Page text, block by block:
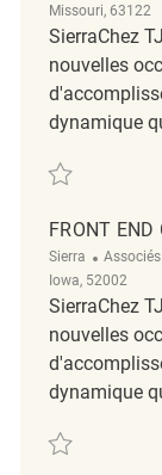
Missouri, 63122
SierraChez
nouvelles
dynamique
Sauvegarder
FRONT END
Sierra Catégorie
Iowa, 52002
SierraChez
nouvelles
dynamique
Sauvegarder